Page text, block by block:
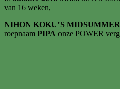
van 16 weken,
NIHON KOKU’S
roepnaam PIPA onze POWER